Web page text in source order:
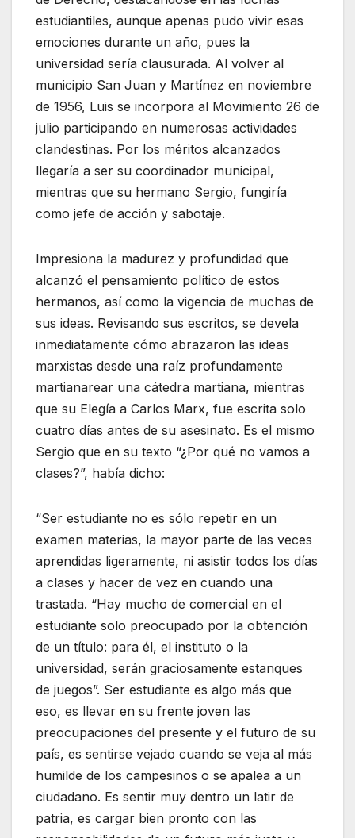
estudiantiles, aunque apenas pudo vivir esas
emociones durante un año, pues la
universidad sería clausurada. Al volver al
municipio San Juan y Martínez en noviembre
de 1956, Luis se incorpora al Movimiento 26 de
julio participando en numerosas actividades
clandestinas. Por los méritos alcanzados
llegaría a ser su coordinador municipal,
mientras que su hermano Sergio, fungiría
como jefe de acción y sabotaje.
Impresiona la madurez y profundidad que
alcanzó el pensamiento político de estos
hermanos, así como la vigencia de muchas de
sus ideas. Revisando sus escritos, se devela
inmediatamente cómo abrazaron las ideas
marxistas desde una raíz profundamente
martianarear una cátedra martiana, mientras
que su Elegía a Carlos Marx, fue escrita solo
cuatro días antes de su asesinato. Es el mismo
Sergio que en su texto “¿Por qué no vamos a
clases?”, había dicho:
“Ser estudiante no es sólo repetir en un
examen materias, la mayor parte de las veces
aprendidas ligeramente, ni asistir todos los días
a clases y hacer de vez en cuando una
trastada. “Hay mucho de comercial en el
estudiante solo preocupado por la obtención
de un título: para él, el instituto o la
universidad, serán graciosamente estanques
de juegos”. Ser estudiante es algo más que
eso, es llevar en su frente joven las
preocupaciones del presente y el futuro de su
país, es sentirse vejado cuando se veja al más
humilde de los campesinos o se apalea a un
ciudadano. Es sentir muy dentro un latir de
patria, es cargar bien pronto con las